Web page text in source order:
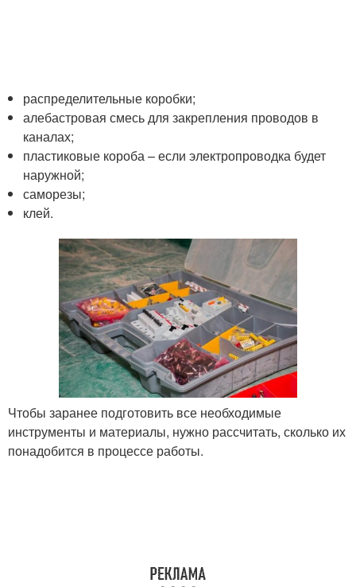
распределительные коробки;
алебастровая смесь для закрепления проводов в
каналах;
пластиковые короба – если электропроводка будет
наружной;
саморезы;
клей.
Чтобы заранее подготовить все необходимые
инструменты и материалы, нужно рассчитать, сколько их
понадобится в процессе работы.